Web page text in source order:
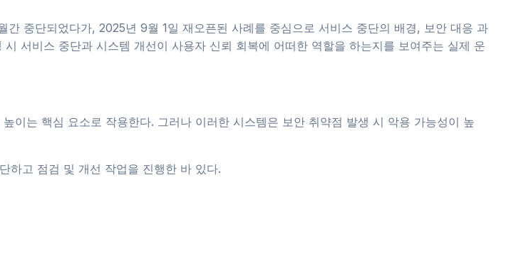
중단되었다가, 2025년 9월 1일 재오픈된 사례를 중심으로 서비스 중단의 배경, 보안 대응 과
서비스 중단과 시스템 개선이 사용자 신뢰 회복에 어떠한 역할을 하는지를 보여주는 실제 운
이는 핵심 요소로 작용한다. 그러나 이러한 시스템은 보안 취약점 발생 시 악용 가능성이 높
하고 점검 및 개선 작업을 진행한 바 있다.